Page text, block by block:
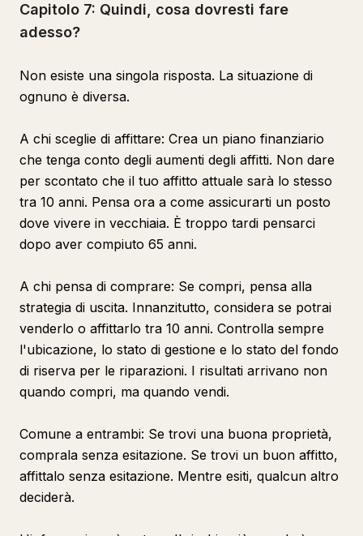
Capitolo 7: Quindi, cosa dovresti fare
adesso?
Non esiste una singola risposta. La situazione di
ognuno è diversa.
A chi sceglie di affittare: Crea un piano finanziario
che tenga conto degli aumenti degli affitti. Non dare
per scontato che il tuo affitto attuale sarà lo stesso
tra 10 anni. Pensa ora a come assicurarti un posto
dove vivere in vecchiaia. È troppo tardi pensarci
dopo aver compiuto 65 anni.
A chi pensa di comprare: Se compri, pensa alla
strategia di uscita. Innanzitutto, considera se potrai
venderlo o affittarlo tra 10 anni. Controlla sempre
l'ubicazione, lo stato di gestione e lo stato del fondo
di riserva per le riparazioni. I risultati arrivano non
quando compri, ma quando vendi.
Comune a entrambi: Se trovi una buona proprietà,
comprala senza esitazione. Se trovi un buon affitto,
affittalo senza esitazione. Mentre esiti, qualcun altro
deciderà.